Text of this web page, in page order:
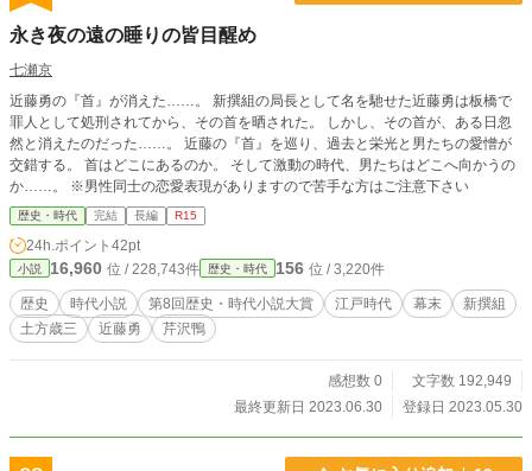
永き夜の遠の睡りの皆目醒め
七瀬京
近藤勇の『首』が消えた……。 新撰組の局長として名を馳せた近藤勇は板橋で
罪人として処刑されてから、その首を晒された。 しかし、その首が、ある日忽
然と消えたのだった……。 近藤の『首』を巡り、過去と栄光と男たちの愛憎が
交錯する。 首はどこにあるのか。 そして激動の時代、男たちはどこへ向かうの
か……。 ※男性同士の恋愛表現がありますので苦手な方はご注意下さい
歴史・時代 完結 長編 R15
24h.ポイント 42pt
小説 16,960 位 / 228,743件 歴史・時代 156 位 / 3,220件
歴史 時代小説 第8回歴史・時代小説大賞 江戸時代 幕末
新撰組
土方歳三
近藤勇 芹沢鴨
感想数 0
文字数 192,949
最終更新日 2023.06.30
登録日 2023.05.30